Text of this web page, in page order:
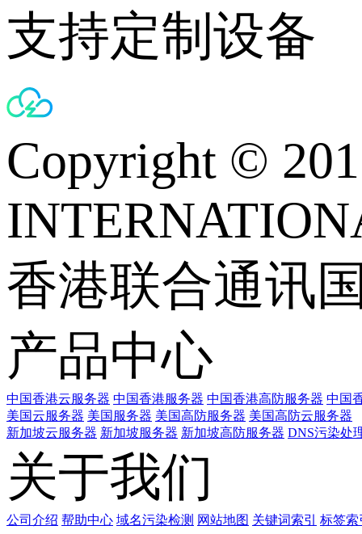
支持定制设备
Copyright ©
香港联合通讯
产品中心
中国香港云服务器 中国香港服务器 中国香港高防服务器 中国
美国云服务器 美国服务器 美国高防服务器 美国高防云服务器
新加坡云服务器 新加坡服务器 新加坡高防服务器 DNS污染处
关于我们
公司介绍 帮助中心 域名污染检测 网站地图 关键词索引 标签索